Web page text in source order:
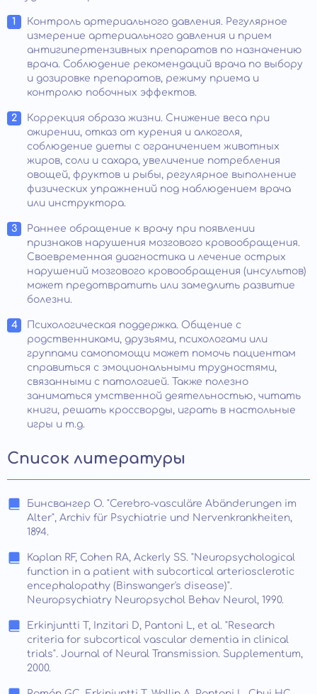
Контроль артериального давления. Регулярное
измерение артериального давления и прием
антигипертензивных препаратов по назначению
врача. Соблюдение рекомендаций врача по выбору
и дозировке препаратов, режиму приема и
контролю побочных эффектов.
Коррекция образа жизни. Снижение веса при
ожирении, отказ от курения и алкоголя,
соблюдение диеты с ограничением животных
жиров, соли и сахара, увеличение потребления
овощей, фруктов и рыбы, регулярное выполнение
физических упражнений под наблюдением врача
или инструктора.
Раннее обращение к врачу при появлении
признаков нарушения мозгового кровообращения.
Своевременная диагностика и лечение острых
нарушений мозгового кровообращения (инсультов)
может предотвратить или замедлить развитие
болезни.
Психологическая поддержка. Общение с
родственниками, друзьями, психологами или
группами самопомощи может помочь пациентам
справиться с эмоциональными трудностями,
связанными с патологией. Также полезно
заниматься умственной деятельностью, читать
книги, решать кроссворды, играть в настольные
игры и т.д.
Список литературы
Бинсвангер О. "Cerebro-vasculäre Abänderungen im
Alter", Archiv für Psychiatrie und Nervenkrankheiten,
1894.
Kaplan RF, Cohen RA, Ackerly SS. "Neuropsychological
function in a patient with subcortical arteriosclerotic
encephalopathy (Binswanger's disease)".
Neuropsychiatry Neuropsychol Behav Neurol, 1990.
Erkinjuntti T, Inzitari D, Pantoni L, et al. "Research
criteria for subcortical vascular dementia in clinical
trials". Journal of Neural Transmission. Supplementum,
2000.